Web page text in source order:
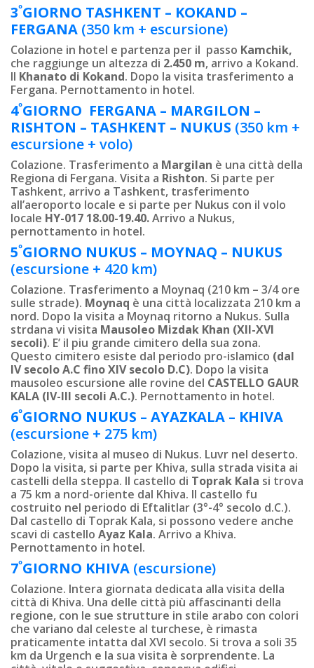
3ºGIORNO TASHKENT – KOKAND –
FERGANA (350 km + escursione)
Colazione in hotel e partenza per il passo Kamchik,
che raggiunge un altezza di 2.450 m, arrivo a Kokand.
Il Khanato di Kokand. Dopo la visita trasferimento a
Fergana. Pernottamento in hotel.
4ºGIORNO FERGANA – MARGILON –
RISHTON – TASHKENT – NUKUS (350 km +
escursione + volo)
Colazione. Trasferimento a Margilan è una città della
Regiona di Fergana. Visita a Rishton. Si parte per
Tashkent, arrivo a Tashkent, trasferimento
all’aeroporto locale e si parte per Nukus con il volo
locale HY-017 18.00-19.40.Arrivo a Nukus,
pernottamento in hotel.
5ºGIORNO NUKUS – MOYNAQ – NUKUS
(escursione + 420 km)
Colazione. Trasferimento a Moynaq (210 km – 3/4 ore
sulle strade). Moynaq è una città localizzata 210 km a
nord. Dopo la visita a Moynaq ritorno a Nukus. Sulla
strdana vi visita Mausoleo Mizdak Khan (XII-XVI
secoli). E’ il piu grande cimitero della sua zona.
Questo cimitero esiste dal periodo pro-islamico (dal
IV secolo A.C fino XIV secolo D.C). Dopo la visita
mausoleo escursione alle rovine del CASTELLO GAUR
KALA (IV-III secoli A.C.). Pernottamento in hotel.
6ºGIORNO NUKUS – AYAZKALA – KHIVA
(escursione + 275 km)
Colazione, visita al museo di Nukus. Luvr nel deserto.
Dopo la visita, si parte per Khiva, sulla strada visita ai
castelli della steppa. Il castello di Toprak Kala si trova
a 75 km a nord-oriente dal Khiva. Il castello fu
costruito nel periodo di Eftalitlar (3°-4° secolo d.C.).
Dal castello di Toprak Kala, si possono vedere anche
scavi di castello Ayaz Kala. Arrivo a Khiva.
Pernottamento in hotel.
7ºGIORNO KHIVA (escursione)
Colazione. Intera giornata dedicata alla visita della
città di Khiva. Una delle città più affascinanti della
regione, con le sue strutture in stile arabo con colori
che variano dal celeste al turchese, è rimasta
praticamente intatta dal XVI secolo. Si trova a soli 35
km da Urgench e la sua visita è sorprendente. La